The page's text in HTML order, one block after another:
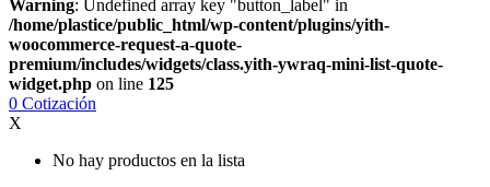
Warning: Undefined array key "button_label" in
/home/plastice/public_html/wp-content/plugins/yith-
woocommerce-request-a-quote-
premium/includes/widgets/class.yith-ywraq-mini-list-quote-
widget.php on line 125
0 Cotización
X
No hay productos en la lista